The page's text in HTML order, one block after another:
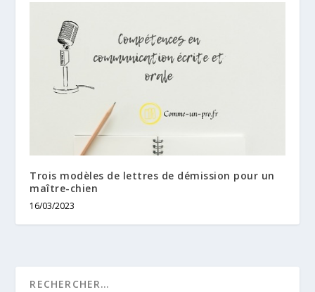
Trois modèles de lettres de démission pour un
maître-chien
16/03/2023